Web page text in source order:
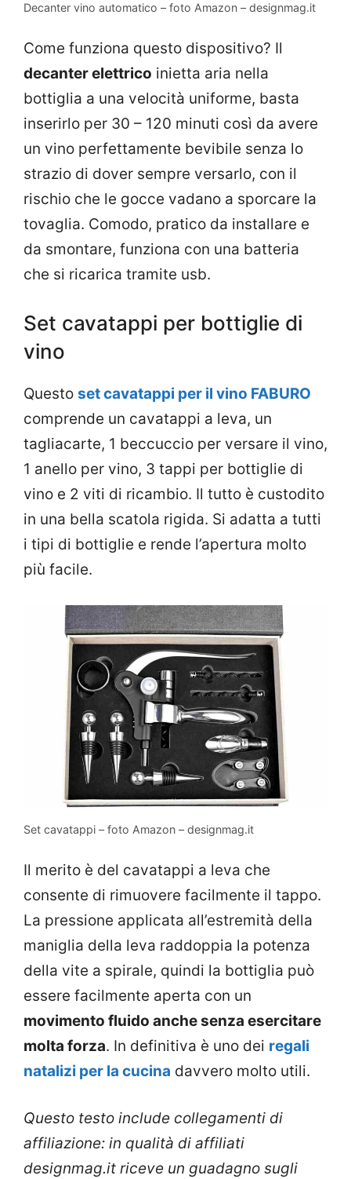
Decanter vino automatico – foto Amazon – designmag.it
Come funziona questo dispositivo? Il
decanter elettrico inietta aria nella
bottiglia a una velocità uniforme, basta
inserirlo per 30 – 120 minuti così da avere
un vino perfettamente bevibile senza lo
strazio di dover sempre versarlo, con il
rischio che le gocce vadano a sporcare la
tovaglia. Comodo, pratico da installare e
da smontare, funziona con una batteria
che si ricarica tramite usb.
Set cavatappi per bottiglie di
vino
Questo set cavatappi per il vino FABURO
comprende un cavatappi a leva, un
tagliacarte, 1 beccuccio per versare il vino,
1 anello per vino, 3 tappi per bottiglie di
vino e 2 viti di ricambio. Il tutto è custodito
in una bella scatola rigida. Si adatta a tutti
i tipi di bottiglie e rende l’apertura molto
più facile.
Set cavatappi – foto Amazon – designmag.it
Il merito è del cavatappi a leva che
consente di rimuovere facilmente il tappo.
La pressione applicata all’estremità della
maniglia della leva raddoppia la potenza
della vite a spirale, quindi la bottiglia può
essere facilmente aperta con un
movimento fluido anche senza esercitare
molta forza. In definitiva è uno dei regali
natalizi per la cucina davvero molto utili.
Questo testo include collegamenti di
affiliazione: in qualità di affiliati
designmag.it riceve un guadagno sugli